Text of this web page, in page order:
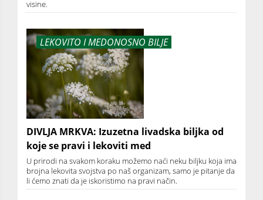
visine.
LEKOVITO I MEDONOSNO BILJE
DIVLJA MRKVA: Izuzetna livadska biljka od
koje se pravi i lekoviti med
U prirodi na svakom koraku možemo naći neku biljku koja ima
brojna lekovita svojstva po naš organizam, samo je pitanje da
li ćemo znati da je iskoristimo na pravi način.